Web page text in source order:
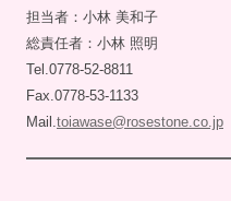
担当者：小林 美和子
総責任者：小林 照明
Tel.0778-52-8811
Fax.0778-53-1133
Mail. toiawase@rosestone.co.jp